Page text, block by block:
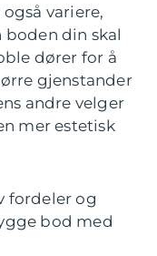
variere,
boden din skal
dører for å
gjenstander
andre velger
mer estetisk
fordeler og
bod med